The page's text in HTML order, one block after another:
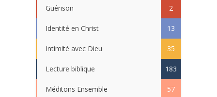
Guérison 2
Identité en Christ 13
Intimité avec Dieu 35
Lecture biblique 183
Méditons Ensemble 57